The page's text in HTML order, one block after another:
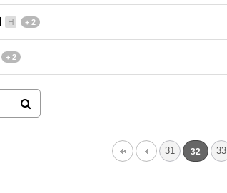
H + 2
+ 2
31 32 33